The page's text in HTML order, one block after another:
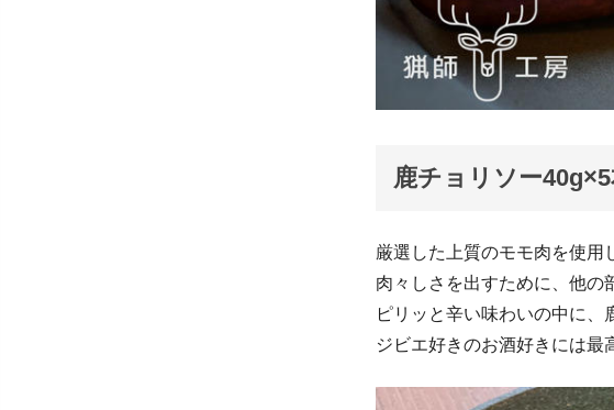
鹿チョリソー
厳選した上質のモモ肉を使用
肉々しさを出すために、他の
ピリッと辛い味わいの中に、
ジビエ好きのお酒好きには最